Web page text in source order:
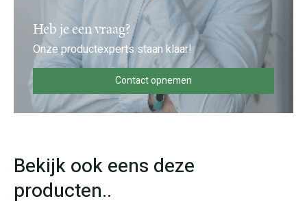
Heb je een vraag?
Onze productexperts staan klaar!
Contact opnemen